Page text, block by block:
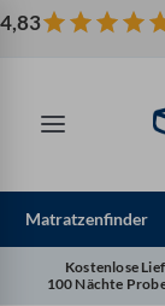
Zum
Inhalt
4,83
Matratzenfinder
Kostenlose
100 Nächte